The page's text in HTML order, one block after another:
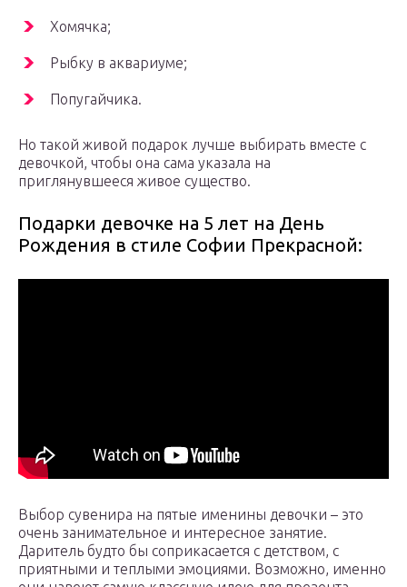
Хомячка;
Рыбку в аквариуме;
Попугайчика.
Но такой живой подарок лучше выбирать вместе с
девочкой, чтобы она сама указала на
приглянувшееся живое существо.
Подарки девочке на 5 лет на День
Рождения в стиле Софии Прекрасной:
Выбор сувенира на пятые именины девочки – это
очень занимательное и интересное занятие.
Даритель будто бы соприкасается с детством, с
приятными и теплыми эмоциями. Возможно, именно